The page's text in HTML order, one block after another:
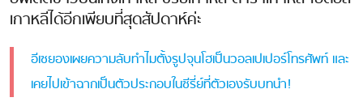
เกาหลีได้อีกเพียบที่สุดสัปดาห์ค่ะ
อีเซยองเผยความลับทำไมตั้งรูปจุนโฮเป็นวอลเปเปอร์โทรศัพท์ และ
เคยไปเข้าฉากเป็นตัวประกอบในซีรี่ย์ที่ตัวเองรับบทนำ!